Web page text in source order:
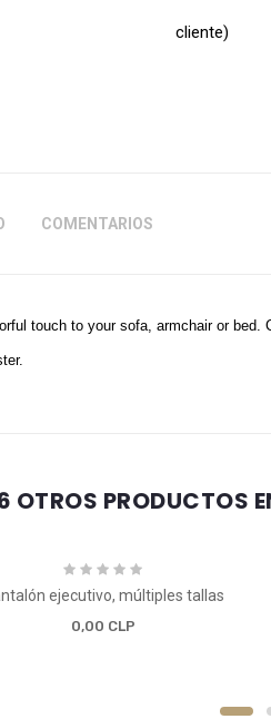
cliente)
COMENTARIOS
touch to your sofa, armchair or
OTROS PRODUCTOS
ejecutivo, múltiples tallas
0,00 CLP